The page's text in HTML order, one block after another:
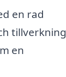
en rad
tillverkning
en